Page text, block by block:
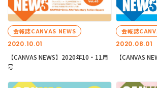
2020.10.01
会報誌CANVAS NEWS
【CANVAS NEWS】2020年10・11月
号
2020.08.01
会報誌
【CANVAS